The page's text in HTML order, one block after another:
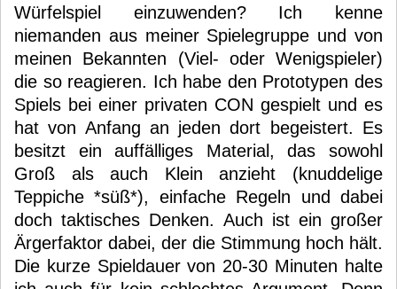
Würfelspiel einzuwenden? Ich kenne
niemanden aus meiner Spielegruppe und von
meinen Bekannten (Viel- oder Wenigspieler)
die so reagieren. Ich habe den Prototypen des
Spiels bei einer privaten CON gespielt und es
hat von Anfang an jeden dort begeistert. Es
besitzt ein auffälliges Material, das sowohl
Groß als auch Klein anzieht (knuddelige
Teppiche *süß*), einfache Regeln und dabei
doch taktisches Denken. Auch ist ein großer
Ärgerfaktor dabei, der die Stimmung hoch hält.
Die kurze Spieldauer von 20-30 Minuten halte